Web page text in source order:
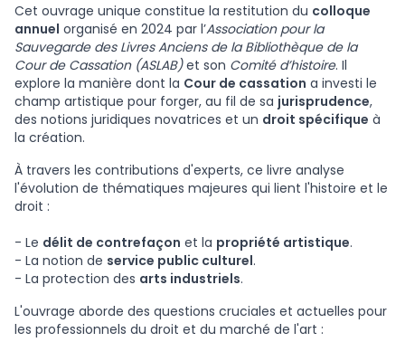
Cet ouvrage unique constitue la restitution du colloque
annuel organisé en 2024 par l’Association pour la
Sauvegarde des Livres Anciens de la Bibliothèque de la
Cour de Cassation (ASLAB)et son Comité d’histoire. Il
explore la manière dont la Cour de cassation a investi le
champ artistique pour forger, au fil de sa jurisprudence,
des notions juridiques novatrices et un droit spécifique à
la création.
À travers les contributions d'experts, ce livre analyse
l'évolution de thématiques majeures qui lient l'histoire et le
droit :
- Le délit de contrefaçon et la propriété artistique.
- La notion de service public culturel.
- La protection des arts industriels.
L'ouvrage aborde des questions cruciales et actuelles pour
les professionnels du droit et du marché de l'art :